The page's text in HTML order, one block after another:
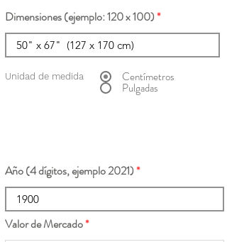
Dimensiones (ejemplo: 120 x 100)
Unidad de medida Centímetros
Pulgadas
Año (4 dígitos, ejemplo 2021)
Valor de Mercado